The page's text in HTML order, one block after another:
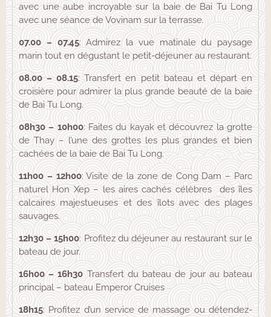
avec une aube incroyable sur la baie de Bai Tu Long
avec une séance de Vovinam sur la terrasse.
07.00 – 07.45: Admirez la vue matinale du paysage
marin tout en dégustant le petit-déjeuner au restaurant.
08.00 – 08.15: Transfert en petit bateau et départ en
croisière pour admirer la plus grande beauté de la baie
de Bai Tu Long.
08h30 – 10h00: Faites du kayak et découvrez la grotte
de Thay – l’une des grottes les plus grandes et bien
cachées de la baie de Bai Tu Long.
11h00 – 12h00: Visite de la zone de Cong Dam – Parc
naturel Hon Xep – les aires cachés célèbres des îles
calcaires majestueuses et des îlots avec des plages
sauvages.
12h30 – 15h00: Profitez du déjeuner au restaurant sur le
bateau de jour.
16h00 – 16h30Transfert du bateau de jour au bateau
principal – bateau Emperor Cruises
18h15: Profitez d’un service de massage ou détendez-